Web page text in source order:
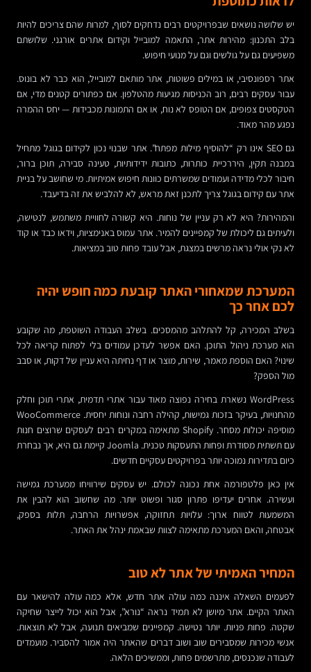
יש שלושה נושאים שבפרויקטים רבים נדחקים לסוף, למרות שהם צריכים להיות
בלב התכנון: מהירות אתר, התאמה למובייל וקידום אתרים אורגני. שלושתם
משפיעים גם על גולשים וגם על מנועי חיפוש.
אתר רספונסיבי, או במילים פשוטות, אתר מותאם למובייל, הוא כבר לא בונוס.
עבור עסקים רבים, רוב הכניסות מגיעות מהטלפון. אם כפתורים קטנים מדי, אם
הטקסטים צפופים, אם הטופס לא נוח, או אם התמונות מכבידות — יחס ההמרה
נפגע מהר מאוד.
גם SEO אינו רק “להוסיף מילות מפתח”. אתר שבנוי נכון לקידום בגוגל מתחיל
במבנה תקין, היררכיית כותרות, כתובות ידידותיות, טעינה סבירה, תוכן ברור,
חיבור לכלי מדידה ועמודים שמשרתים כוונות חיפוש אמיתיות. מי שחושב על בניית
אתר עם קידום בגוגל צריך לתכנן זאת מראש, לא להלביש את זה בדיעבד.
והמהירות? היא לא רק עניין של נוחות. היא קשורה לחוויית משתמש, לנטישה,
ולעיתים גם ליכולת של קמפיינים להמיר. אתר עמוס באנימציות, וידאו כבד או קוד
לא נקי אולי נראה מרשים במצגת, אבל עובד פחות טוב במציאות.
המערכת שמאחורי האתר קובעת כמה חופש יהיה
לכם אחר כך
בשלב המכירה, קל להתלהב מהמסכים. בשלב העבודה השוטפת, מה שקובע
הוא מערכת ניהול התוכן. האם אפשר לעדכן עמודים בלי לפתוח קריאה לכל
שינוי? האם הוספת מאמר, שירות, מוצר או דף נחיתה היא עניין של דקות, או סבב
מול הספק?
WordPress נשארת בחירה נפוצה מאוד עבור אתרי תדמית, אתרי תוכן וחלק
מהחנויות, בעיקר בזכות גמישות, קהילה רחבה ונוחות יחסית. WooCommerce
מוסיפה יכולות מסחר. Shopify מתאימה במקרים רבים לעסקים שרוצים חנות
עם תשתית מסודרת ופחות התעסקות טכנית. Joomla קיימת גם היא, אך נבחרת
כיום בתדירות נמוכה יותר בפרויקטים עסקיים חדשים.
אין כאן פלטפורמה אחת נכונה לכולם. יש עסקים שירוויחו ממערכת גמישה
ועשירה. אחרים יעדיפו פתרון סגור ופשוט יותר. מה שחשוב הוא להבין את
המשמעות לטווח ארוך: עלויות תחזוקה, אפשרויות הרחבה, תלות בספק,
אבטחה, והאם המערכת מתאימה לצוות שבאמת ינהל את האתר.
המחיר האמיתי של אתר לא טוב
לפעמים השאלה איננה כמה עולה אתר חדש, אלא כמה עולה להישאר עם
האתר הקיים. אתר מיושן לא תמיד נראה “נורא”, אבל הוא יכול לייצר שחיקה
שקטה. פחות פניות. יותר נטישה. קמפיינים שמביאים תנועה, אבל לא תוצאות.
אנשי מכירות שמסבירים שוב ושוב דברים שהאתר היה אמור להסביר. מועמדים
לעבודה שנכנסים, מתרשמים פחות, וממשיכים הלאה.